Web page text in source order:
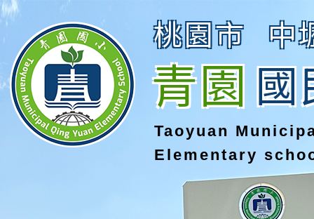
桃園市 中
青園國
Taoyuan
Elementary